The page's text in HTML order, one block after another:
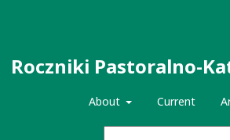
Roczniki Pastoralno-
About Current